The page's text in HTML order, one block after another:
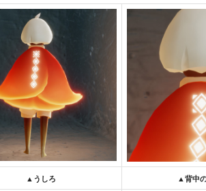
▲うしろ ▲背中